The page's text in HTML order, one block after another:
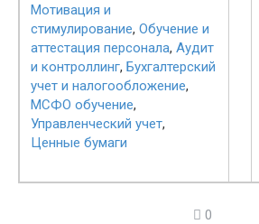
Мотивация и
стимулирование, Обучение и
аттестация персонала, Аудит
и контроллинг, Бухгалтерский
учет и налогообложение,
МСФО обучение,
Управленческий учет,
Ценные бумаги
0